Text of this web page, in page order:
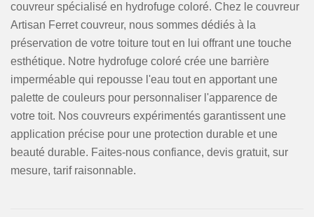
couvreur spécialisé en hydrofuge coloré. Chez le couvreur
Artisan Ferret couvreur, nous sommes dédiés à la
préservation de votre toiture tout en lui offrant une touche
esthétique. Notre hydrofuge coloré crée une barrière
imperméable qui repousse l'eau tout en apportant une
palette de couleurs pour personnaliser l'apparence de
votre toit. Nos couvreurs expérimentés garantissent une
application précise pour une protection durable et une
beauté durable. Faites-nous confiance, devis gratuit, sur
mesure, tarif raisonnable.